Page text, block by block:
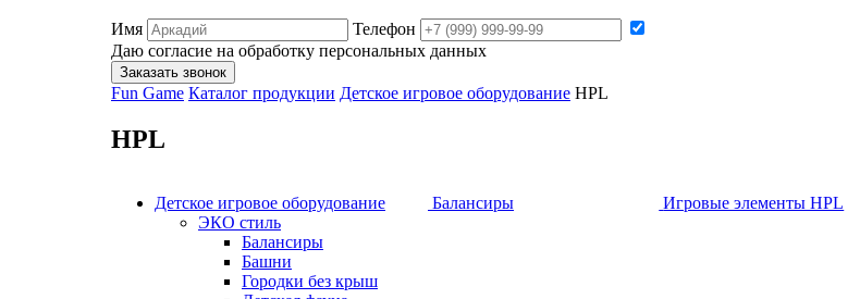
Имя
Телефон
Даю согласие на обработку персональных данных
Заказать звонок
Fun Game Каталог продукции Детское игровое оборудование HPL
HPL
Детское игровое оборудование
ЭКО стиль
Балансиры
Башни
Городки без крыш
Балансиры Игровые элементы HPL